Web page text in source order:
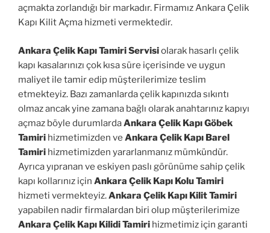
açmakta zorlandığı bir markadır. Firmamız Ankara Çelik
Kapı Kilit Açma hizmeti vermektedir.
Ankara Çelik Kapı Tamiri Servisiolarak hasarlı çelik
kapı kasalarınızı çok kısa süre içerisinde ve uygun
maliyet ile tamir edip müşterilerimize teslim
etmekteyiz. Bazı zamanlarda çelik kapınızda sıkıntı
olmaz ancak yine zamana bağlı olarak anahtarınız kapıyı
açmaz böyle durumlardaAnkara Çelik Kapı Göbek
Tamiri hizmetimizden ve Ankara Çelik Kapı Barel
Tamiri hizmetimizden yararlanmanız mümkündür.
Ayrıca yıpranan ve eskiyen paslı görünüme sahip çelik
kapı kollarınız için Ankara Çelik Kapı Kolu Tamiri
hizmeti vermekteyiz.Ankara Çelik Kapı Kilit Tamiri
yapabilen nadir firmalardan biri olup müşterilerimize
Ankara Çelik Kapı Kilidi Tamiri hizmetimiz için garanti